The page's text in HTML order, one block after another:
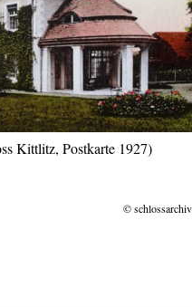
Kittlitz, Postkarte 1927)
©